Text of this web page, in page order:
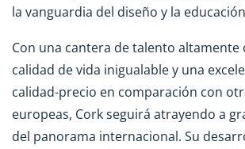
la vanguardia del diseño y la
Con una cantera de talento altamente
calidad de vida inigualable y una
calidad-precio en comparación con
europeas, Cork seguirá atrayendo a
del panorama internacional. Su